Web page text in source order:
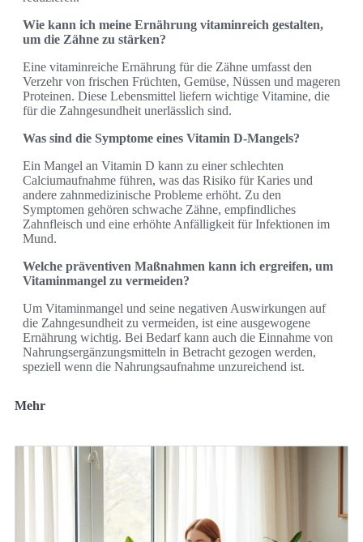
Wie kann ich meine Ernährung vitaminreich gestalten,
um die Zähne zu stärken?
Eine vitaminreiche Ernährung für die Zähne umfasst den
Verzehr von frischen Früchten, Gemüse, Nüssen und mageren
Proteinen. Diese Lebensmittel liefern wichtige Vitamine, die
für die Zahngesundheit unerlässlich sind.
Was sind die Symptome eines Vitamin D-Mangels?
Ein Mangel an Vitamin D kann zu einer schlechten
Calciumaufnahme führen, was das Risiko für Karies und
andere zahnmedizinische Probleme erhöht. Zu den
Symptomen gehören schwache Zähne, empfindliches
Zahnfleisch und eine erhöhte Anfälligkeit für Infektionen im
Mund.
Welche präventiven Maßnahmen kann ich ergreifen, um
Vitaminmangel zu vermeiden?
Um Vitaminmangel und seine negativen Auswirkungen auf
die Zahngesundheit zu vermeiden, ist eine ausgewogene
Ernährung wichtig. Bei Bedarf kann auch die Einnahme von
Nahrungsergänzungsmitteln in Betracht gezogen werden,
speziell wenn die Nahrungsaufnahme unzureichend ist.
Mehr